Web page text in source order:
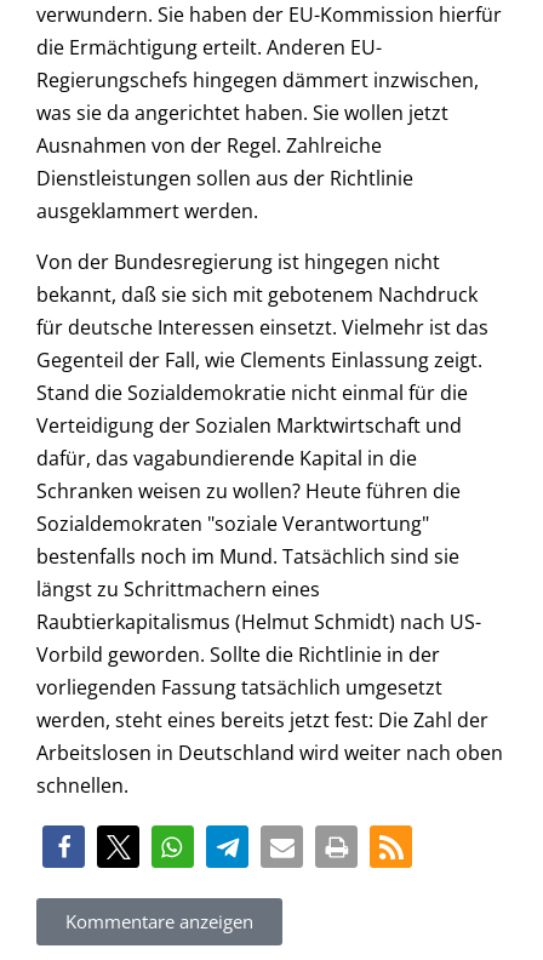
verwundern. Sie haben der EU-Kommission hierfür
die Ermächtigung erteilt. Anderen EU-
Regierungschefs hingegen dämmert inzwischen,
was sie da angerichtet haben. Sie wollen jetzt
Ausnahmen von der Regel. Zahlreiche
Dienstleistungen sollen aus der Richtlinie
ausgeklammert werden.
Von der Bundesregierung ist hingegen nicht
bekannt, daß sie sich mit gebotenem Nachdruck
für deutsche Interessen einsetzt. Vielmehr ist das
Gegenteil der Fall, wie Clements Einlassung zeigt.
Stand die Sozialdemokratie nicht einmal für die
Verteidigung der Sozialen Marktwirtschaft und
dafür, das vagabundierende Kapital in die
Schranken weisen zu wollen? Heute führen die
Sozialdemokraten "soziale Verantwortung"
bestenfalls noch im Mund. Tatsächlich sind sie
längst zu Schrittmachern eines
Raubtierkapitalismus (Helmut Schmidt) nach US-
Vorbild geworden. Sollte die Richtlinie in der
vorliegenden Fassung tatsächlich umgesetzt
werden, steht eines bereits jetzt fest: Die Zahl der
Arbeitslosen in Deutschland wird weiter nach oben
schnellen.
Kommentare anzeigen